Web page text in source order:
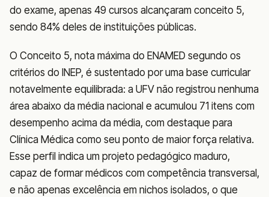
do exame, apenas 49 cursos alcançaram conceito 5,
sendo 84% deles de instituições públicas.
O Conceito 5, nota máxima do ENAMED segundo os
critérios do INEP, é sustentado por uma base curricular
notavelmente equilibrada: a UFV não registrou nenhuma
área abaixo da média nacional e acumulou 71 itens com
desempenho acima da média, com destaque para
Clínica Médica como seu ponto de maior força relativa.
Esse perfil indica um projeto pedagógico maduro,
capaz de formar médicos com competência transversal,
e não apenas excelência em nichos isolados, o que